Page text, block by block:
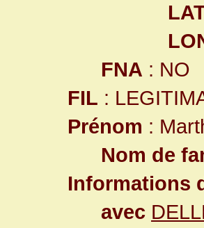
FNA : NO
FIL :
Prénom :
Nom de
Informations
avec